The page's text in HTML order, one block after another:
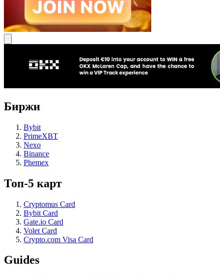
Биржи
Bybit
PrimeXBT
Nexo
Binance
Phemex
Топ-5 карт
Cryptomus Card
Bybit Card
Gate.io Card
Volet Card
Crypto.com Visa Card
Guides